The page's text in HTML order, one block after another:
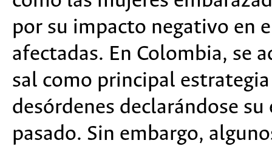
por su impacto negativo en
afectadas. En Colombia, se
sal como principal
desórdenes declarándose
pasado. Sin embargo,